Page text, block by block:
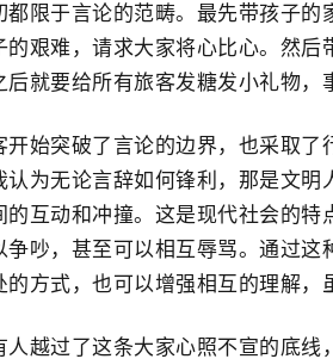
都限于言论的范畴。最先带孩子的
的艰难，请求大家将心比心。然后
后就要给所有旅客发糖发小礼物，
开始突破了言论的边界，也采取了
认为无论言辞如何锋利，那是文明
的互动和冲撞。这是现代社会的特
争吵，甚至可以相互辱骂。通过这
的方式，也可以增强相互的理解，
人越过了这条大家心照不宣的底线